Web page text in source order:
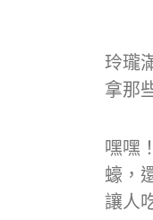
玲瓏
拿那
嘿嘿
蠔，
讓人